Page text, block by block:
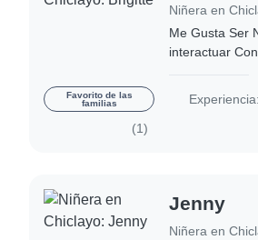
Favorito de las
familias
(1)
Niñera en
Me Gusta Ser
interactuar
Jenny
Niñera en